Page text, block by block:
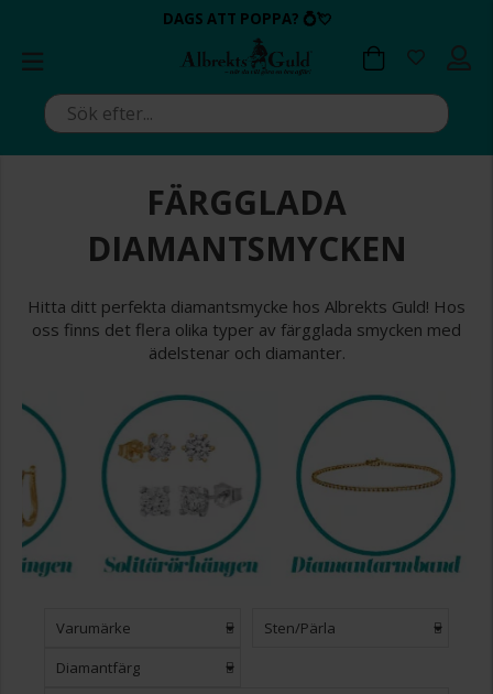
ALLTID BRA PRISER ✔
DAGS ATT POPPA?
💍💘
BETALA MED KLARNA ✔
ALLTID BRA PRISER ✔
DAGS ATT POPPA? 💍💘
FÄRGGLADA
DIAMANTSMYCKEN
Hitta ditt perfekta diamantsmycke hos Albrekts Guld! Hos
oss finns det flera olika typer av färgglada smycken med
ädelstenar och diamanter.
Varumärke Sten/Pärla
Diamantfärg